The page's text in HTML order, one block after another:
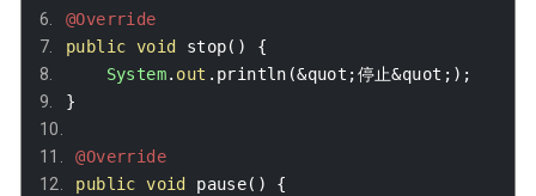
@Override
public void stop()
{
System. out . println (&quot ;停止&quot ;);
}
@Override
public void pause()
{